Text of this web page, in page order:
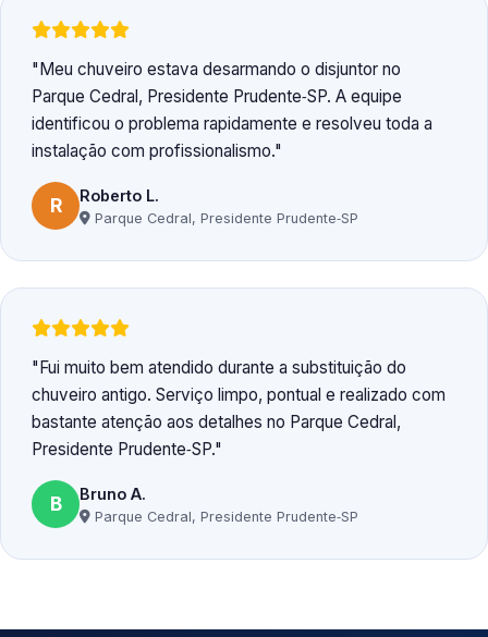
Meu chuveiro estava desarmando o disjuntor no
Parque Cedral, Presidente Prudente‑SP. A equipe
identificou o problema rapidamente e resolveu toda a
instalação com profissionalismo.
R Roberto L.
Parque Cedral, Presidente Prudente‑SP
Fui muito bem atendido durante a substituição do
chuveiro antigo. Serviço limpo, pontual e realizado com
bastante atenção aos detalhes no Parque Cedral,
Presidente Prudente‑SP.
B Bruno A.
Parque Cedral, Presidente Prudente‑SP